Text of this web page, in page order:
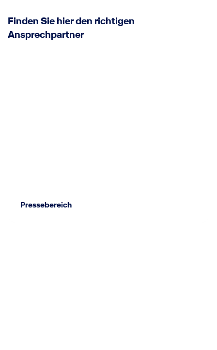
Finden Sie hier den richtigen
Ansprechpartner
Pressebereich